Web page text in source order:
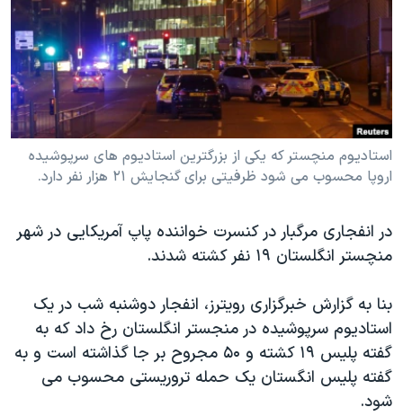
فرهنگ و زندگی
حقوق شهروندی
اقتصادی
علم و فناوری
گالری عکس
انتخابات ریاست جمهوری آمریکا ۲۰۲۴
حمله جمهوری اسلامی به اسرائیل
رمز مهسا
اعتراضات زن، زندگی، آزادی
تریبونال مردمی آبان ۹۸
چهل سال گروگان‌گیری
قانون شفافیت دارائی کادر رهبری ایران
اعتراضات مردمی آبان ۹۸
اسرائیل در جنگ
دنبال کنید
زبانهای مختلف
استادیوم منچستر که یکی از بزرگترین استادیوم های سرپوشیده
اروپا محسوب می شود ظرفیتی برای گنجایش ۲۱ هزار نفر دارد.
در انفجاری مرگبار در کنسرت خواننده پاپ آمریکایی در شهر
منچستر انگلستان ۱۹ نفر کشته شدند.
بنا به گزارش خبرگزاری رویترز، انفجار دوشنبه شب در یک
استادیوم سرپوشیده در منجستر انگلستان رخ داد که به
گفته پلیس ۱۹​ کشته و ۵۰ مجروح بر جا گذاشته است و به
گفته پلیس انگستان یک حمله تروریستی محسوب می
شود.